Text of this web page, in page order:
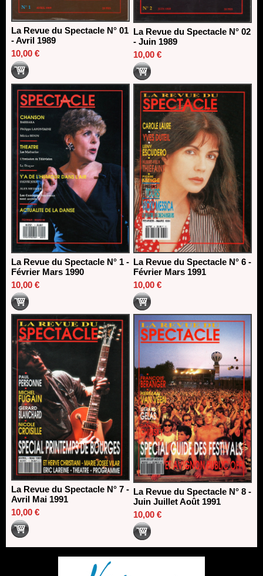
La Revue du Spectacle N° 01
- Avril 1989
10,00 €
La Revue du Spectacle N° 02
- Juin 1989
10,00 €
La Revue du Spectacle N° 1 -
Février Mars 1990
10,00 €
La Revue du Spectacle N° 6 -
Février Mars 1991
10,00 €
La Revue du Spectacle N° 7 -
Avril Mai 1991
10,00 €
La Revue du Spectacle N° 8 -
Juin Juillet Août 1991
10,00 €